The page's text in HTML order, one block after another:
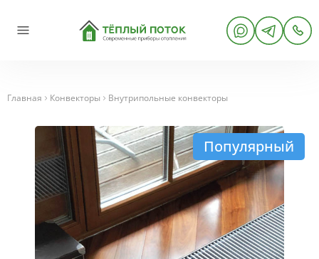
Главная Конвекторы Внутрипольные конвекторы
Популярный